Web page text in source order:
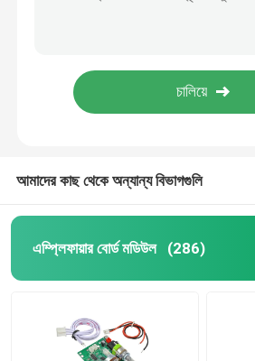
ব্লুটুথ অডিও মডিউল
হোম অ্যামপ্লিফায়ার
এলইডি টিভি যন্ত্রাংশ
আমাদের কাছ থেকে অন্যান্য বিভাগগুলি
এম্প্লিফায়ার বোর্ড মডিউল (286)